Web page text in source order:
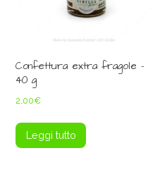
Confettura extra fragole –
40 g
2,00€
Leggi tutto